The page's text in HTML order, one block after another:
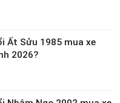
Ất Sửu 1985 mua xe
2026?